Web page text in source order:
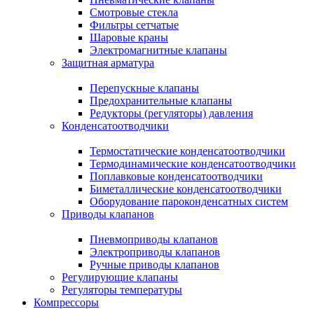
Смотровые стекла
Фильтры сетчатые
Шаровые краны
Электромагнитные клапаны
Защитная арматура
Перепускные клапаны
Предохранительные клапаны
Редукторы (регуляторы) давления
Конденсатоотводчики
Термостатические конденсатоотводчики
Термодинамические конденсатоотводчики
Поплавковые конденсатоотводчики
Биметаллические конденсатоотводчики
Оборудование пароконденсатных систем
Приводы клапанов
Пневмоприводы клапанов
Электроприводы клапанов
Ручные приводы клапанов
Регулирующие клапаны
Регуляторы температуры
Компрессоры